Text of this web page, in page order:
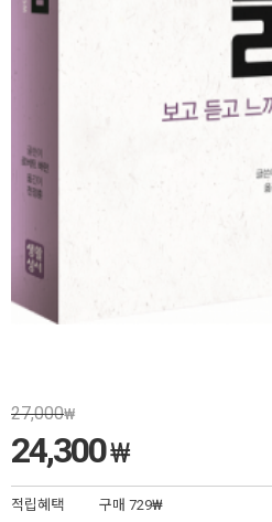
27,000₩
24,300₩
적립혜택 구매 729₩